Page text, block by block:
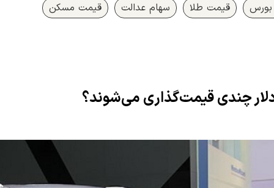
قیمت طلا سهام عدالت قیمت مسکن
چندی قیمت‌گذاری می‌شوند؟